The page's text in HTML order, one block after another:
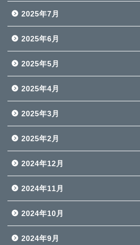
2025年7月
2025年6月
2025年5月
2025年4月
2025年3月
2025年2月
2024年12月
2024年11月
2024年10月
2024年9月